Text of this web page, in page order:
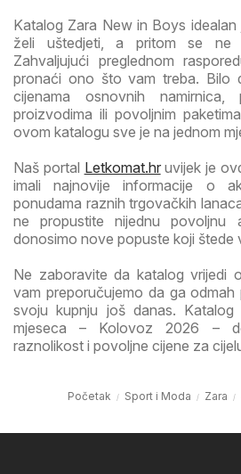
Katalog Zara New in Boys
želi uštedjeti, a pritom se ne
Zahvaljujući preglednom
pronaći ono što vam treba. Bilo
cijenama osnovnih namirnica,
proizvodima ili povoljnim
ovom katalogu sve je na jednom
Naš portal Letkomat.hruvijek je
imali najnovije informacije o
ponudama raznih trgovačkih
ne propustite nijednu povoljnu
donosimo nove popuste koji štede
Ne zaboravite da katalog vrijedi
vam preporučujemo da ga odmah
svoju kupnju još danas.
mjeseca – Kolovoz 2026 –
raznolikost i povoljne cijene za
Početak Sport i Moda Zara